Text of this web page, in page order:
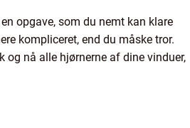
opgave, som du nemt kan klare
kompliceret, end du måske tror.
og nå alle hjørnerne af dine vinduer,